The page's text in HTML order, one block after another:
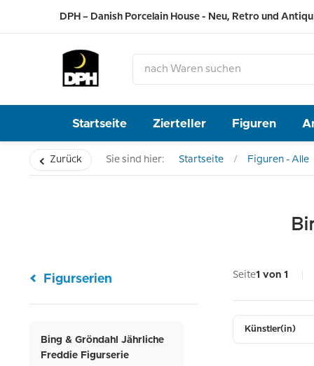
DPH – Danish Porcelain House - Neu, Retro und
Startseite Zierteller Figuren
Zurück Sie sind hier: Startseite Figuren - Alle
Figurserien
Bing & Gröndahl Jährliche
Freddie Figurserie
Seite1 von 1
Künstler(in)